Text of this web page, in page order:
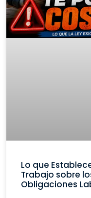
Lo que
Trabajo sobre
Obligaciones